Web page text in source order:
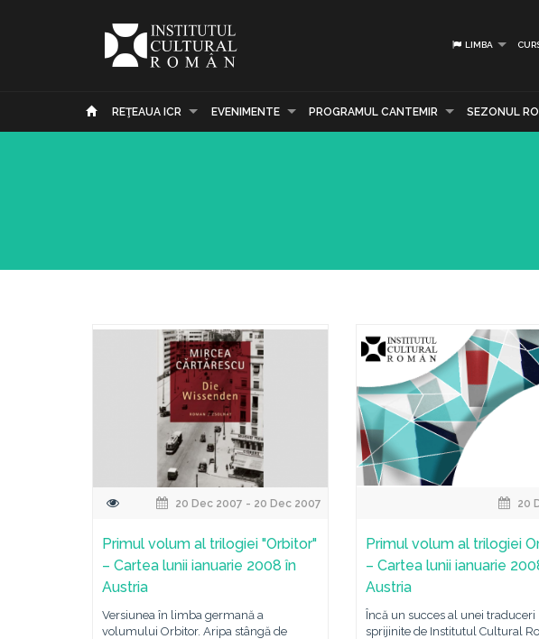
LIMBA
REŢEAUA ICR EVENIMENTE PROGRAMUL CANTEMIR SEZONUL
20 Dec 2007 - 20 Dec 2007
Primul volum al trilogiei "Orbitor"
– Cartea lunii ianuarie 2008 în
Austria
Versiunea în limba germană a
volumului Orbitor. Aripa stângă de
20
Primul volum al trilogiei
– Cartea lunii ianuarie
Austria
Încă un succes al unei traduceri
sprijinite de Institutul Cultural